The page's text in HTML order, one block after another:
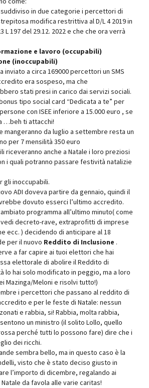
in due categorie i percettori di
modifica restrittiva al D/L 4 2019 in
L 197 del 29.12. 2022 e che che ora verrà
e lavoro (occupabili)
(inoccupabili)
inviato a circa 169000 percettori un SMS
era sospeso, ma che
stati presi in carico dai servizi sociali.
tipo social card “Dedicata a te” per
con ISEE inferiore a 15.000 euro , se
…beh ti attacchi!
mangeranno da luglio a settembre resta un
per 7 mensilità 350 euro
riceveranno anche a Natale i loro preziosi
i quali potranno passare festività natalizie
gli inoccupabili.
ADI doveva partire da gennaio, quindi il
dovuto esserci l’ultimo accredito.
programma all’ultimo minuto( come
decreto-rave, extraprofitti di imprese
ecc. ) decidendo di anticipare al 18
per il nuovo Reddito di Inclusione .
a far capire ai tuoi elettori che hai
elettorale di abolire il Reddito di
lo hai solo modificato in peggio, ma a loro
Mazinga/Meloni e risolvi tutto!)
i percettori che passano al reddito di
e per le feste di Natale: nessun
e rabbia, si! Rabbia, molta rabbia,
un ministro (il solito Lollo, quello
perché tutti lo possono fare) dire che i
dei ricchi.
sembra bello, ma in questo caso è la
visto che è stato deciso giusto in
l’importo di dicembre, regalando ai
da favola alle varie caritas!